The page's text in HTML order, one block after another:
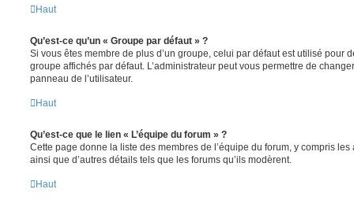
Haut
Qu’est-ce qu’un « Groupe par défaut » ?
Si vous êtes membre de plus d’un groupe, celui par défaut est utilisé pour
groupe affichés par défaut. L’administrateur peut vous permettre de
panneau de l’utilisateur.
Haut
Qu’est-ce que le lien « L’équipe du forum » ?
Cette page donne la liste des membres de l’équipe du forum, y compris
ainsi que d’autres détails tels que les forums qu’ils modèrent.
Haut